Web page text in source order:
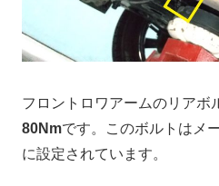
フロントロワアームのリアボ
80Nmです。このボルトはメ
に設定されています。